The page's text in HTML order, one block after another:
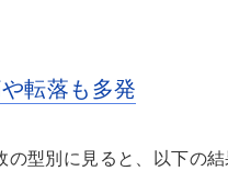
転落も多発
型別に見ると、以下の